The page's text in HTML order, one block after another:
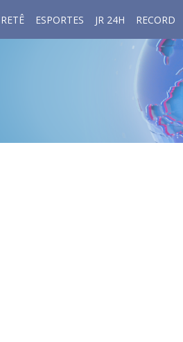
ESPORTES JR 24H RECORD